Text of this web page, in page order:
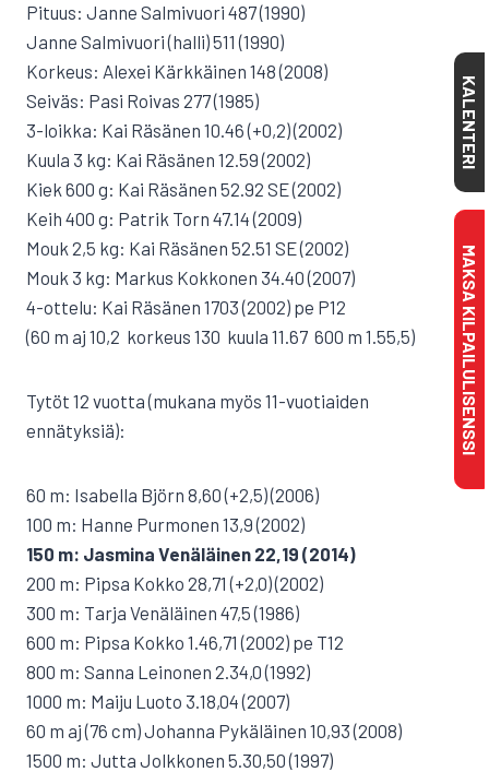
Pituus: Janne Salmivuori 487 (1990)
Janne Salmivuori (halli) 511 (1990)
Korkeus: Alexei Kärkkäinen 148 (2008)
Seiväs: Pasi Roivas 277 (1985)
3-loikka: Kai Räsänen 10.46 (+0,2) (2002)
Kuula 3 kg: Kai Räsänen 12.59 (2002)
Kiek 600 g: Kai Räsänen 52.92 SE (2002)
Keih 400 g: Patrik Torn 47.14 (2009)
Mouk 2,5 kg: Kai Räsänen 52.51 SE (2002)
Mouk 3 kg: Markus Kokkonen 34.40 (2007)
4-ottelu: Kai Räsänen 1703 (2002) pe P12
(60 m aj 10,2  korkeus 130  kuula 11.67  600 m 1.55,5)
Tytöt 12 vuotta (mukana myös 11-vuotiaiden
ennätyksiä):
60 m: Isabella Björn 8,60 (+2,5) (2006)
100 m: Hanne Purmonen 13,9 (2002)
150 m: Jasmina Venäläinen 22,19 (2014)
200 m: Pipsa Kokko 28,71 (+2,0) (2002)
300 m: Tarja Venäläinen 47,5 (1986)
600 m: Pipsa Kokko 1.46,71 (2002) pe T12
800 m: Sanna Leinonen 2.34,0 (1992)
1000 m: Maiju Luoto 3.18,04 (2007)
60 m aj (76 cm) Johanna Pykäläinen 10,93 (2008)
1500 m: Jutta Jolkkonen 5.30,50 (1997)
KALENTERI
MAKSA KILPAILULISENSSI